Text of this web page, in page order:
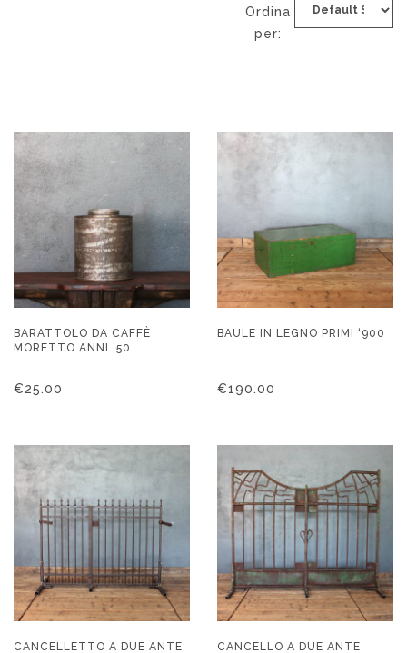
Ordina
per:
BARATTOLO DA CAFFÈ
MORETTO ANNI ’50
€25.00
BAULE IN LEGNO PRIMI ‘900
€190.00
CANCELLETTO A DUE ANTE
CANCELLO A DUE ANTE